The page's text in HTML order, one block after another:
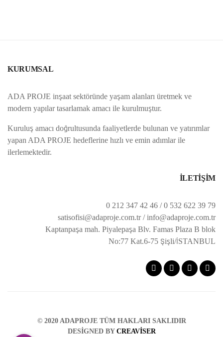
KURUMSAL
ADA PROJE inşaat sektöründe yaşam alanları üretmek ve
modern yapılar tasarlamak amacı ile kurulmuştur.
Kuruluş amacı doğrultusunda faaliyetlerde bulunan ve yatırımlar
yapan ADA PROJE hedeflerine hızlı ve emin adımlar ile
ilerlemektedir.
İLETİŞİM
0 212 347 42 46 / 0 532 622 39 79
satisofisi@adaproje.com.tr / info@adaproje.com.tr
Kaptanpaşa mah. Piyalepaşa Blv. Famas Plaza B blok
No:77 Kat.6-75 Şişli/İSTANBUL
©️ 2020 ADAPROJE TÜM HAKLARI SAKLIDIR
DESIGNED BYCREAVISER